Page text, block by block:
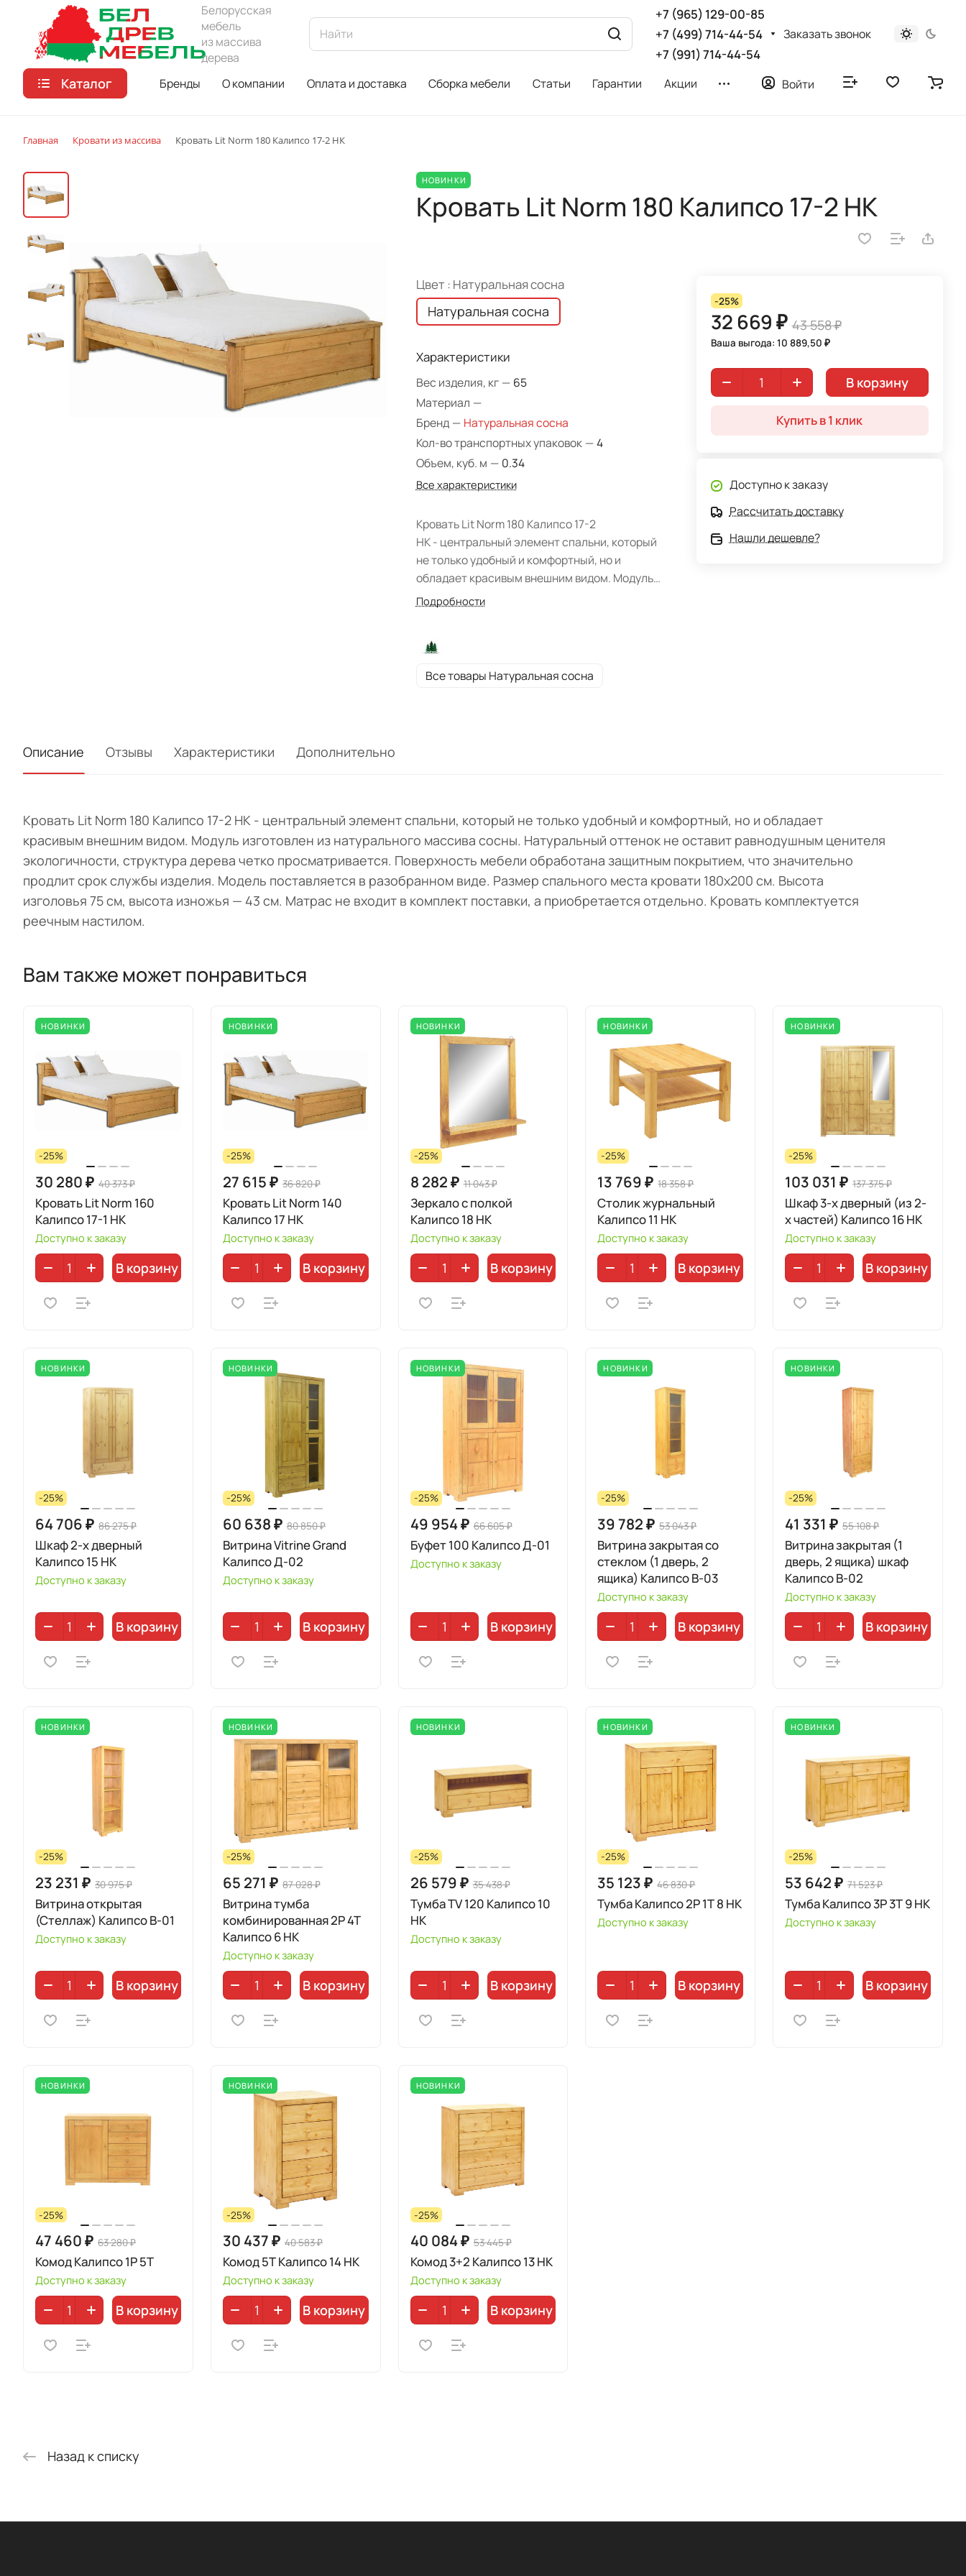
Белорусская
мебель
из массива
дерева
+7 (965) 129-00-85
+7 (499) 714-44-54
+7 (991) 714-44-54
Заказать звонок
Каталог Бренды О компании Оплата и доставка Сборка мебели Статьи Гарантии Акции Войти
Главная Кровати из массива Кровать Lit Norm 180 Калипсо 17-2 НК
НОВИНКИ
Кровать Lit Norm 180 Калипсо 17-2 НК
Цвет : Натуральная сосна
Натуральная сосна
Характеристики
Вес изделия, кг — 65
Материал —
Бренд — Натуральная сосна
Кол-во транспортных упаковок —4
Объем, куб. м — 0.34
Все характеристики
Кровать Lit Norm 180 Калипсо 17-2
НК - центральный элемент спальни, который
не только удобный и комфортный, но и
обладает красивым внешним видом. Модуль
изготовлен из натурального массива сосны.
структура дерева четко просматривается.
Поверхность мебели обработана защитным
покрытием, что значительно продлит срок
Подробности
Все товары Натуральная сосна
-25%
32 669 ₽ 43 558 ₽
Ваша выгода: 10 889,50 ₽
В корзину
Купить в 1 клик
Доступно к заказу
Рассчитать доставку
Нашли дешевле?
Описание Отзывы Характеристики Дополнительно
Кровать Lit Norm 180 Калипсо 17-2 НК - центральный элемент спальни, который не только удобный и комфортный, но и обладает
красивым внешним видом. Модуль изготовлен из натурального массива сосны. Натуральный оттенок не оставит равнодушным ценителя
экологичности, структура дерева четко просматривается. Поверхность мебели обработана защитным покрытием, что значительно
продлит срок службы изделия. Модель поставляется в разобранном виде. Размер спального места кровати 180х200 см. Высота
изголовья 75 см, высота изножья — 43 см. Матрас не входит в комплект поставки, а приобретается отдельно. Кровать комплектуется
реечным настилом.
Вам также может понравиться
НОВИНКИ
-25%
30 280 ₽ 40 373 ₽
Кровать Lit Norm 160
Калипсо 17-1 НК
Доступно к заказу
В корзину
НОВИНКИ
-25%
27 615 ₽ 36 820 ₽
Кровать Lit Norm 140
Калипсо 17 НК
Доступно к заказу
В корзину
НОВИНКИ
-25%
8 282 ₽ 11 043 ₽
Зеркало с полкой
Калипсо 18 НК
Доступно к заказу
В корзину
НОВИНКИ
-25%
13 769 ₽ 18 358 ₽
Столик журнальный
Калипсо 11 НК
Доступно к заказу
В корзину
НОВИНКИ
-25%
103 031 ₽ 137 375 ₽
Шкаф 3-х дверный (из 2-
х частей) Калипсо 16 НК
Доступно к заказу
В корзину
НОВИНКИ
-25%
64 706 ₽ 86 275 ₽
Шкаф 2-х дверный
Калипсо 15 НК
Доступно к заказу
В корзину
НОВИНКИ
-25%
60 638 ₽ 80 850 ₽
Витрина Vitrine Grand
Калипсо Д-02
Доступно к заказу
В корзину
НОВИНКИ
-25%
49 954 ₽ 66 605 ₽
Буфет 100 Калипсо Д-01
Доступно к заказу
В корзину
НОВИНКИ
-25%
39 782 ₽ 53 043 ₽
Витрина закрытая со
стеклом (1 дверь, 2
ящика) Калипсо B-03
Доступно к заказу
В корзину
НОВИНКИ
-25%
41 331 ₽ 55 108 ₽
Витрина закрытая (1
дверь, 2 ящика) шкаф
Калипсо B-02
Доступно к заказу
В корзину
НОВИНКИ
-25%
23 231 ₽ 30 975 ₽
Витрина открытая
(Стеллаж) Калипсо B-01
Доступно к заказу
В корзину
НОВИНКИ
-25%
65 271 ₽ 87 028 ₽
Витрина тумба
комбинированная 2Р 4Т
Калипсо 6 НК
Доступно к заказу
В корзину
НОВИНКИ
-25%
26 579 ₽ 35 438 ₽
Тумба TV 120 Калипсо 10
HK
Доступно к заказу
В корзину
НОВИНКИ
-25%
35 123 ₽ 46 830 ₽
Тумба Калипсо 2P 1T 8 HK
Доступно к заказу
В корзину
НОВИНКИ
-25%
53 642 ₽ 71 523 ₽
Тумба Калипсо 3P 3T 9 HK
Доступно к заказу
В корзину
НОВИНКИ
-25%
47 460 ₽ 63 280 ₽
Комод Калипсо 1P 5T
Доступно к заказу
В корзину
НОВИНКИ
-25%
30 437 ₽ 40 583 ₽
Комод 5Т Калипсо 14 НК
Доступно к заказу
В корзину
НОВИНКИ
-25%
40 084 ₽ 53 445 ₽
Комод 3+2 Калипсо 13 НК
Доступно к заказу
В корзину
Назад к списку